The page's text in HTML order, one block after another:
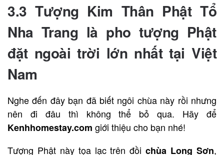
3.3 Tượng Kim Thân Phật Tổ
Nha Trang là pho tượng Phật
đặt ngoài trời lớn nhất tại Việt
Nam
Nghe đến đây bạn đã biết ngôi chùa này rồi nhưng
nên đi đâu thì không thể bỏ qua. Hãy để
Kenhhomestay.com giới thiệu cho bạn nhé!
Tượng Phật này tọa lạc trên đồichùa Long Sơn,